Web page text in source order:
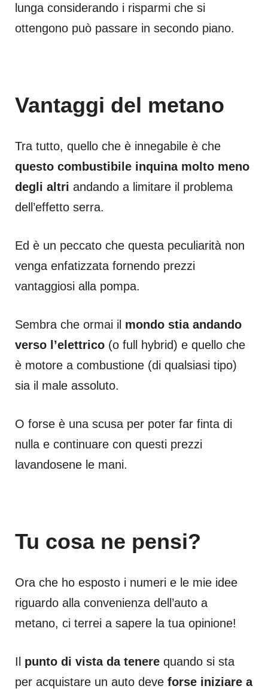
lunga considerando i risparmi che si
ottengono può passare in secondo piano.
Vantaggi del metano
Tra tutto, quello che è innegabile è che
questo combustibile inquina molto meno
degli altri andando a limitare il problema
dell’effetto serra.
Ed è un peccato che questa peculiarità non
venga enfatizzata fornendo prezzi
vantaggiosi alla pompa.
Sembra che ormai il mondo stia andando
verso l’elettrico (o full hybrid) e quello che
è motore a combustione (di qualsiasi tipo)
sia il male assoluto.
O forse è una scusa per poter far finta di
nulla e continuare con questi prezzi
lavandosene le mani.
Tu cosa ne pensi?
Ora che ho esposto i numeri e le mie idee
riguardo alla convenienza dell’auto a
metano, ci terrei a sapere la tua opinione!
Il punto di vista da tenere quando si sta
per acquistare un auto deve forse iniziare a